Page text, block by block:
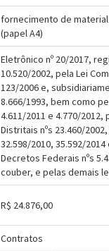
fornecimento de
(papel A4)
Eletrônico nº 20/2017,
10.520/2002, pela Lei
123/2006 e,
8.666/1993, bem como
4.611/2011 e 4.770/
Distritais nºs 23.460/
32.598/2010, 35.592/
Decretos Federais nºs
couber, e pelas demais
R$ 24.876,00
Contratos